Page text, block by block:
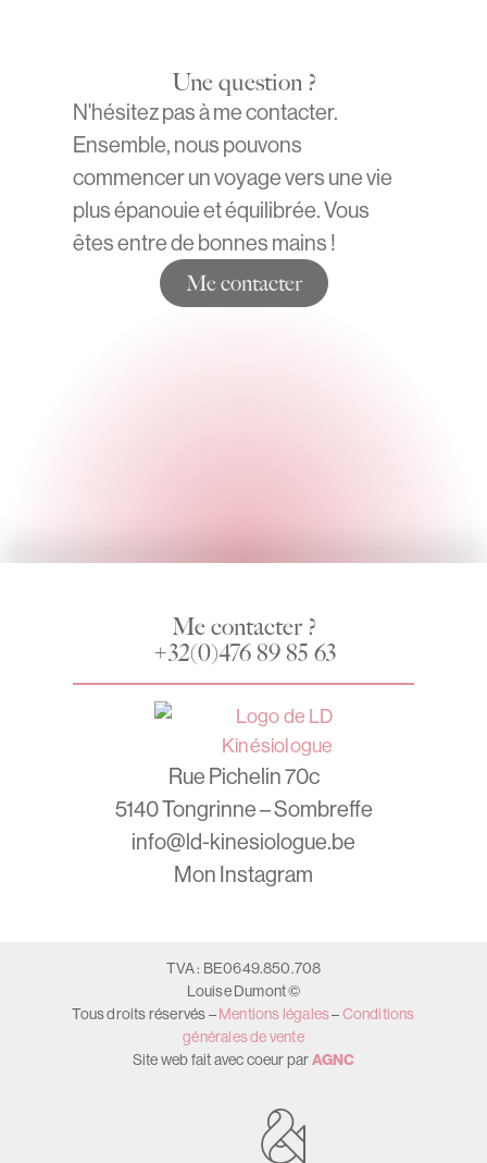
Une question ?
N'hésitez pas à me contacter.
Ensemble, nous pouvons
commencer un voyage vers une vie
plus épanouie et équilibrée. Vous
êtes entre de bonnes mains !
Me contacter
Me contacter ?
+32(0)476 89 85 63
Rue Pichelin 70c
5140 Tongrinne – Sombreffe
info@ld-kinesiologue.be
Mon Instagram
TVA : BE0649.850.708
Louise Dumont ©
Tous droits réservés –Mentions légales–Conditions
générales de vente
Site web fait avec coeur parAGNC